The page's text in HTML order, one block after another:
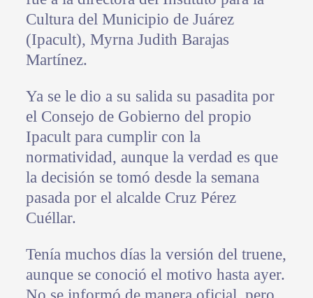
Cultura del Municipio de Juárez
(Ipacult), Myrna Judith Barajas
Martínez.
Ya se le dio a su salida su pasadita por
el Consejo de Gobierno del propio
Ipacult para cumplir con la
normatividad, aunque la verdad es que
la decisión se tomó desde la semana
pasada por el alcalde Cruz Pérez
Cuéllar.
Tenía muchos días la versión del truene,
aunque se conoció el motivo hasta ayer.